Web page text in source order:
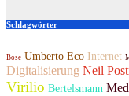
Schlagwörter
Bose Umberto Eco Internet
Digitalisierung Neil
Virilio Bertelsmann